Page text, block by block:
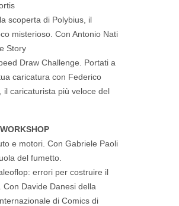
scoperta di Polybius, il
misterioso. Con Antonio Nati
Story
Draw Challenge. Portati a
caricatura con Federico
il caricaturista più veloce del
e motori. Con Gabriele Paoli
del fumetto.
errori per costruire il
Con Davide Danesi della
di Comics di